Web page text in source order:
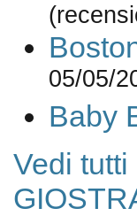
05/05/
Baby
Vedi